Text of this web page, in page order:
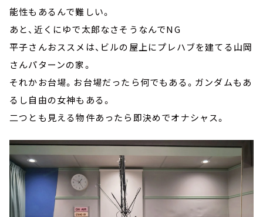
能性もあるんで難しい。
あと、近くにゆで太郎なさそうなんでNG
平子さんおススメは、ビルの屋上にプレハブを建てる山岡
さんパターンの家。
それかお台場。お台場だったら何でもある。ガンダムもあ
るし自由の女神もある。
二つとも見える物件あったら即決めでオナシャス。